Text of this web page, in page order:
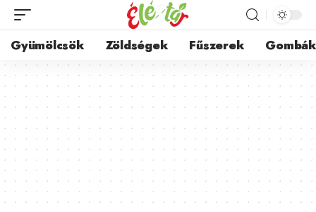
Gyümölcsök Zöldségek Fűszerek Gombák